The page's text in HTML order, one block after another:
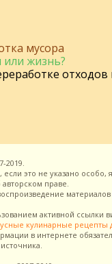
мусора
или жизнь?
отходов
2019.
это не указано особо,
праве.
активной ссылки
кулинарные рецепты
в интернете